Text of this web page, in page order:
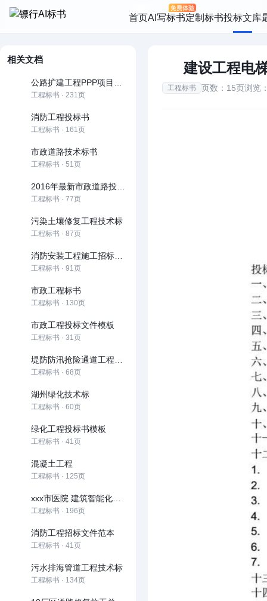
首页AI写标书定制标书投标文库
相关文档
工程标书 · 231页
消防工程投标书
工程标书 · 161页
市政道路技术标书
工程标书 · 51页
工程标书 · 77页
污染土壤修复工程技术标
工程标书 · 87页
工程标书 · 91页
市政工程标书
工程标书 · 130页
市政工程投标文件模板
工程标书 · 31页
工程标书 · 68页
湖州绿化技术标
工程标书 · 60页
绿化工程投标书模板
工程标书 · 41页
混凝土工程
工程标书 · 125页
工程标书 · 196页
消防工程招标文件范本
工程标书 · 41页
污水排海管道工程技术标
工程标书 · 134页
建设工程电
工程标书 页数：15页浏览